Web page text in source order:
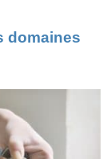
domaines